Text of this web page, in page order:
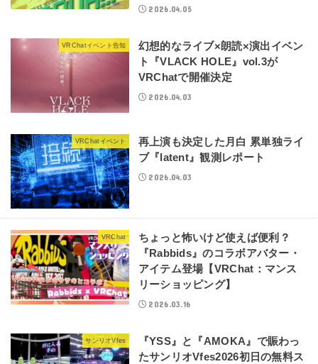
2026.04.05
VRChatイベント告知
幻想的なライブ×朗読×演出イベン
ト『VLACK HOLE』vol.3が
VRChatで開催決定
2026.04.03
VRChatイベント
再上演も決定した月白 累単独ライ
ブ『latent』観測レポート
2026.04.03
VRChat
ちょっと怖いけど使えば便利？
『Rabbids』のコラボアバター・
アイテム登場【VRChat：マンス
リーショッピング】
2026.03.16
サンリオVfes
『YSS』と『AMOKA』で賑わっ
たサンリオVfes2026初日の無料ス